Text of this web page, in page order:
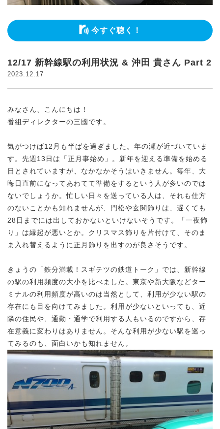
今すぐ聴く！
12/17 新幹線駅の利用状況 & 沖田 貴さん Part 2
2023.12.17
みなさん、こんにちは！
番組ディレクターの三國です。
気がつけば12月も半ばを過ぎました。年の瀬が近づいていま
す。先週13日は「正月事始め」。新年を迎える準備を始める
日とされていますが、なかなかそうはいきません。毎年、大
晦日直前になってあわてて準備をするという人が多いのでは
ないでしょうか。忙しい日々を送っている人は、それも仕方
のないことかも知れませんが、門松や玄関飾りは、遅くても
28日までには出しておかないといけないそうです。「一夜飾
り」は縁起が悪いとか。クリスマス飾りを片付けて、そのま
ま入れ替えるように正月飾りを出すのが良さそうです。
きょうの「鉄分満載！スギテツの鉄道トーク」では、新幹線
の駅の利用頻度の大小を比べました。東京や新大阪などター
ミナルの利用頻度が高いのは当然として、利用が少ない駅の
存在にも目を向けてみました。利用が少ないといっても、近
隣の住民や、通勤・通学で利用する人もいるのですから、存
在意義に変わりはありません。そんな利用が少ない駅を巡っ
てみるのも、面白いかも知れません。